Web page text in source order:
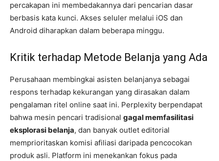
percakapan ini membedakannya dari pencarian dasar
berbasis kata kunci. Akses seluler melalui iOS dan
Android diharapkan dalam beberapa minggu.
Kritik terhadap Metode Belanja yang Ada
Perusahaan membingkai asisten belanjanya sebagai
respons terhadap kekurangan yang dirasakan dalam
pengalaman ritel online saat ini. Perplexity berpendapat
bahwa mesin pencari tradisional gagal memfasilitasi
eksplorasi belanja, dan banyak outlet editorial
memprioritaskan komisi afiliasi daripada pencocokan
produk asli. Platform ini menekankan fokus pada